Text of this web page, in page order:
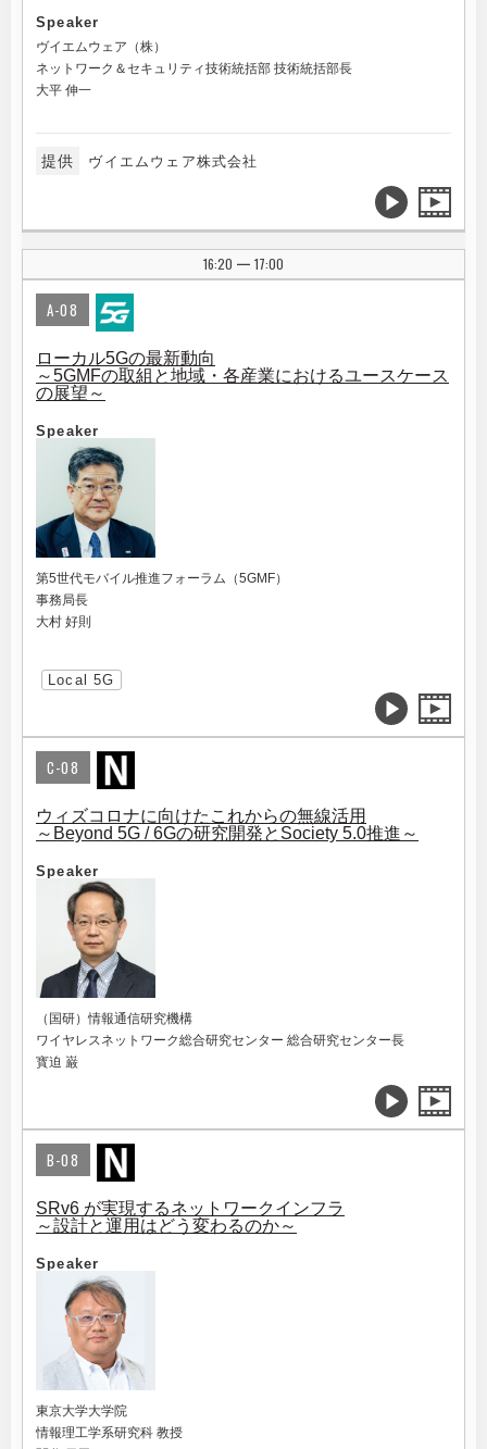
Speaker
ヴイエムウェア（株）
ネットワーク＆セキュリティ技術統括部 技術統括部長
大平 伸一
提供 ヴイエムウェア株式会社
16:20 | 17:00
A-08
ローカル5Gの最新動向
～5GMFの取組と地域・各産業におけるユースケース
の展望～
Speaker
第5世代モバイル推進フォーラム（5GMF）
事務局長
大村 好則
Local 5G
C-08
ウィズコロナに向けたこれからの無線活用
～Beyond 5G / 6Gの研究開発とSociety 5.0推進～
Speaker
（国研）情報通信研究機構
ワイヤレスネットワーク総合研究センター 総合研究センター長
寳迫 巌
B-08
SRv6 が実現するネットワークインフラ
～設計と運用はどう変わるのか～
Speaker
東京大学大学院
情報理工学系研究科 教授